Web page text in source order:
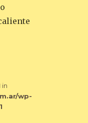
in
wp-